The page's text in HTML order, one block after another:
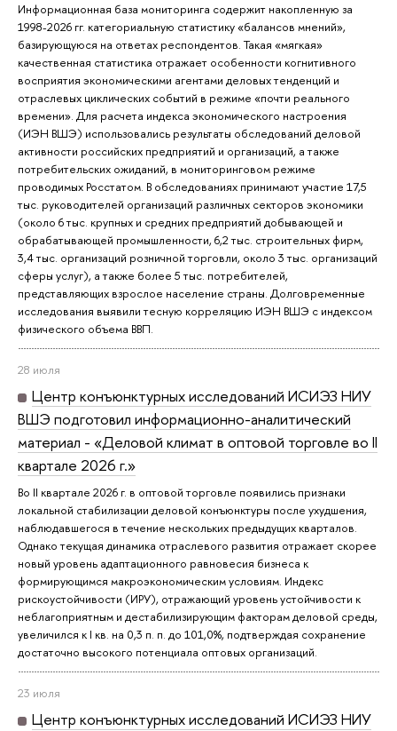
Информационная база мониторинга содержит накопленную за
1998-2026 гг. категориальную статистику «балансов мнений»,
базирующуюся на ответах респондентов. Такая «мягкая»
качественная статистика отражает особенности когнитивного
восприятия экономическими агентами деловых тенденций и
отраслевых циклических событий в режиме «почти реального
времени». Для расчета индекса экономического настроения
(ИЭН ВШЭ) использовались результаты обследований деловой
активности российских предприятий и организаций, а также
потребительских ожиданий, в мониторинговом режиме
проводимых Росстатом. В обследованиях принимают участие 17,5
тыс. руководителей организаций различных секторов экономики
(около 6 тыс. крупных и средних предприятий добывающей и
обрабатывающей промышленности, 6,2 тыс. строительных фирм,
3,4 тыс. организаций розничной торговли, около 3 тыс. организаций
сферы услуг), а также более 5 тыс. потребителей,
представляющих взрослое население страны. Долговременные
исследования выявили тесную корреляцию ИЭН ВШЭ с индексом
физического объема ВВП.
28 июля
Центр конъюнктурных исследований ИСИЭЗ НИУ
ВШЭ подготовил информационно-аналитический
материал - «Деловой климат в оптовой торговле во II
квартале 2026 г.»
Во II квартале 2026 г. в оптовой торговле появились признаки
локальной стабилизации деловой конъюнктуры после ухудшения,
наблюдавшегося в течение нескольких предыдущих кварталов.
Однако текущая динамика отраслевого развития отражает скорее
новый уровень адаптационного равновесия бизнеса к
формирующимся макроэкономическим условиям. Индекс
рискоустойчивости (ИРУ), отражающий уровень устойчивости к
неблагоприятным и дестабилизирующим факторам деловой среды,
увеличился к I кв. на 0,3 п. п. до 101,0%, подтверждая сохранение
достаточно высокого потенциала оптовых организаций.
23 июля
Центр конъюнктурных исследований ИСИЭЗ НИУ